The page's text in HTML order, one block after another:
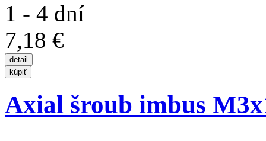
1 - 4 dní
7,18 €
Axial šroub imbus